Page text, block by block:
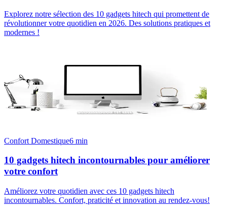
Explorez notre sélection des 10 gadgets hitech qui promettent de
révolutionner votre quotidien en 2026. Des solutions pratiques et
modernes !
Confort Domestique6 min
10 gadgets hitech incontournables pour améliorer
votre confort
Améliorez votre quotidien avec ces 10 gadgets hitech
incontournables. Confort, praticité et innovation au rendez-vous!